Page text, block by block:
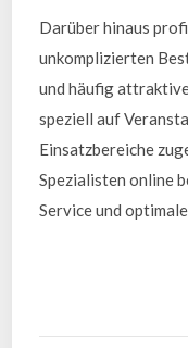
Darüber hinaus
unkomplizierten
und häufig
speziell auf
Einsatzbereiche
Spezialisten online
Service und